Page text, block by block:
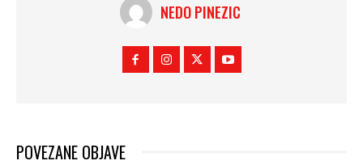
NEDO PINEZIC
POVEZANE OBJAVE